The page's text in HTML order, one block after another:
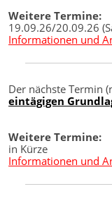
Weitere Termine:
19.09.26/20.09.26
Informationen und
Der nächste Termin
eintägigen
Weitere Termine:
in Kürze
Informationen und